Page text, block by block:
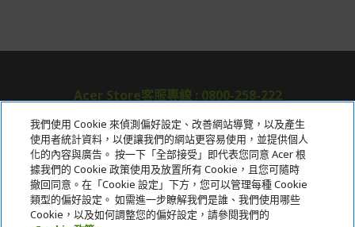
Acer Store客服專線 : 0800-258-222
關於宏碁
服務
宏碁網路商城
我們使用 Cookie 來偵測偏好設定、改善網站導覽，以及產生
使用者統計資料，以便讓我們的網站更容易使用，並提供個人
化的內容與廣告。 按一下「全部接受」即代表您同意 Acer 根
據我們的 Cookie 政策使用及放置所有 Cookie，且您可隨時
撤回同意。在「Cookie 設定」下方，您可以管理每種 Cookie
類型的偏好設定。 如需進一步瞭解我們是誰、我們使用哪些
Cookie，以及如何調整您的偏好設定，請參閱我們的